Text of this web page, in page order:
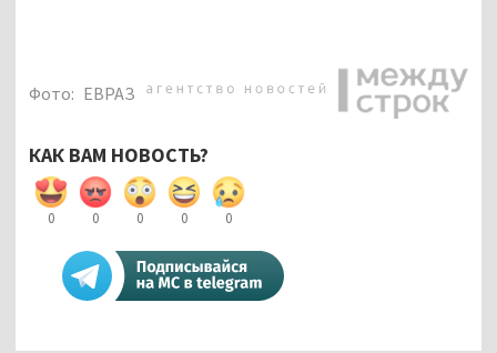
Фото: ЕВРАЗ
КАК ВАМ НОВОСТЬ?
0 0 0 0 0